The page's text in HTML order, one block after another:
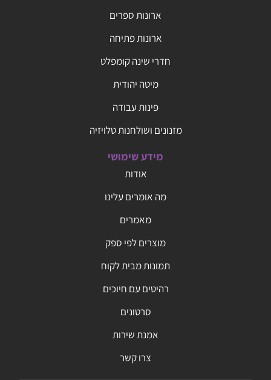
ארונות ספרים
ארונות פתיחה
חדרי שינה קומפלט
מיטה יהודית
פינות עבודה
מזנונים ושולחנות טלויזיה
מידע שימושי
אודות
מה אומרים עלינו
מאמרים
מוצרים לפי ספק
תמונות מבית לקוח
רהיטים עם חיוכים
סרטונים
אמנת שירות
צרו קשר